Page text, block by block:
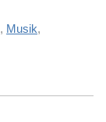
, Musik,